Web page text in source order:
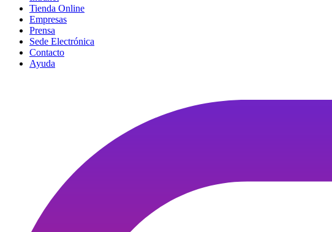
Tienda Online
Empresas
Prensa
Sede Electrónica
Contacto
Ayuda